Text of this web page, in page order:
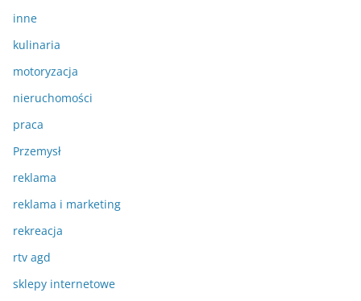
inne
kulinaria
motoryzacja
nieruchomości
praca
Przemysł
reklama
reklama i marketing
rekreacja
rtv agd
sklepy internetowe